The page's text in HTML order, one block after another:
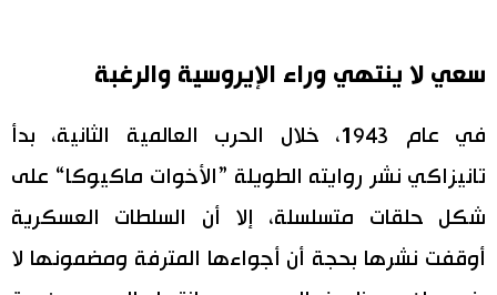
سعي لا ينتهي وراء الإيروسية والرغبة
في عام 1943، خلال الحرب العالمية الثانية، بدأ
تانيزاكي نشر روايته الطويلة ”الأخوات ماكيوكا“ على
شكل حلقات متسلسلة، إلا أن السلطات العسكرية
أوقفت نشرها بحجة أن أجواءها المترفة ومضمونها لا